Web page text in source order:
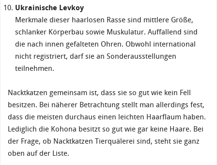
Ukrainische Levkoy
Merkmale dieser haarlosen Rasse sind mittlere Größe,
schlanker Körperbau sowie Muskulatur. Auffallend sind
die nach innen gefalteten Ohren. Obwohl international
nicht registriert, darf sie an Sonderausstellungen
teilnehmen.
Nacktkatzen gemeinsam ist, dass sie so gut wie kein Fell
besitzen. Bei näherer Betrachtung stellt man allerdings fest,
dass die meisten durchaus einen leichten Haarflaum haben.
Lediglich die Kohona besitzt so gut wie gar keine Haare. Bei
der Frage, ob Nacktkatzen Tierquälerei sind, steht sie ganz
oben auf der Liste.